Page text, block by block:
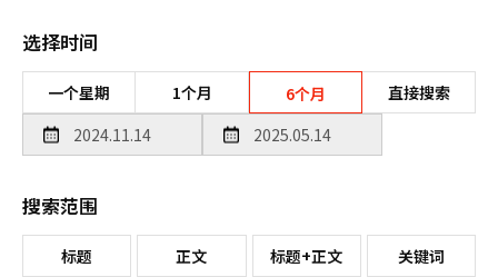
选择时间
一个星期 1个月 6个月 直接搜索
搜索范围
标题 正文 标题+正文 关键词